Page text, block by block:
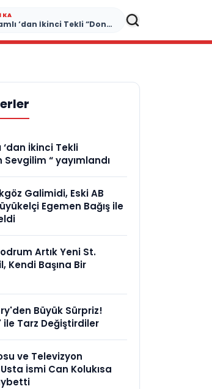
Yonca Samlı ‘dan İkinci Tekli “Donacaksın Sevgilim “ yayımlandı
‘dan İkinci Tekli
Sevgilim “ yayımlandı
Galimidi, Eski AB
Egemen Bağış ile
Artık Yeni St.
Kendi Başına Bir
Büyük Sürpriz!
ile Tarz Değiştirdiler
ve Televizyon
Usta İsmi Can Kolukısa